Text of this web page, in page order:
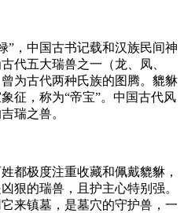
”，中国古书记载和汉族民间神
代五大瑞兽之一（龙、凤、
为古代两种氏族的图腾。貔貅
征，称为“帝宝”。中国古代风
瑞之兽。
都极度注重收藏和佩戴貔貅，
狠的瑞兽，且护主心特别强。
来镇墓，是墓穴的守护兽，一